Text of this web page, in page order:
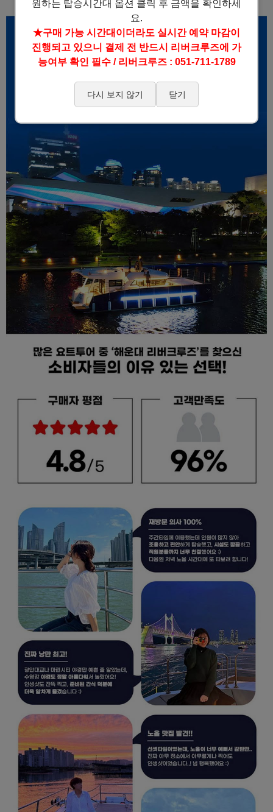
원하는 탑승시간대 옵션 클릭 후 금액을 확인하세
요.
★구매 가능 시간대이더라도 실시간 예약 마감이
진행되고 있으니 결제 전 반드시 리버크루즈에 가
능여부 확인 필수 / 리버크루즈 : 051-711-1789
다시 보지 않기 닫기